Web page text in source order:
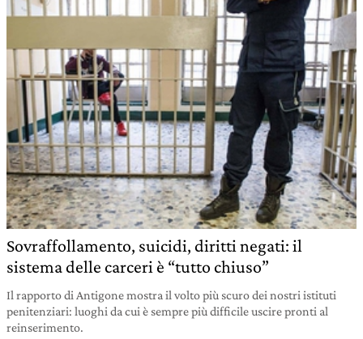
Sovraffollamento, suicidi, diritti negati: il
sistema delle carceri è “tutto chiuso”
Il rapporto di Antigone mostra il volto più scuro dei nostri istituti
penitenziari: luoghi da cui è sempre più difficile uscire pronti al
reinserimento.